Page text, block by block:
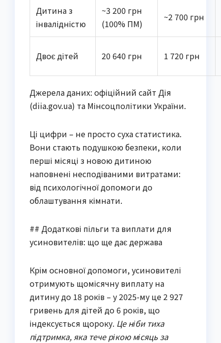
Дитина з
інвалідністю
~3 200 грн
(100% ПМ)
~2 700 грн
Двоє дітей 20 640 грн 1 720 грн
Джерела даних: офіційний сайт Дія
(diia.gov.ua) та Мінсоцполітики України.
Ці цифри – не просто суха статистика.
Вони стають подушкою безпеки, коли
перші місяці з новою дитиною
наповнені несподіваними витратами:
від психологічної допомоги до
облаштування кімнати.
## Додаткові пільги та виплати для
усиновителів: що ще дає держава
Крім основної допомоги, усиновителі
отримують щомісячну виплату на
дитину до 18 років – у 2025-му це 2 927
гривень для дітей до 6 років, що
індексується щороку. Це ніби тиха
підтримка, яка тече рікою місяць за